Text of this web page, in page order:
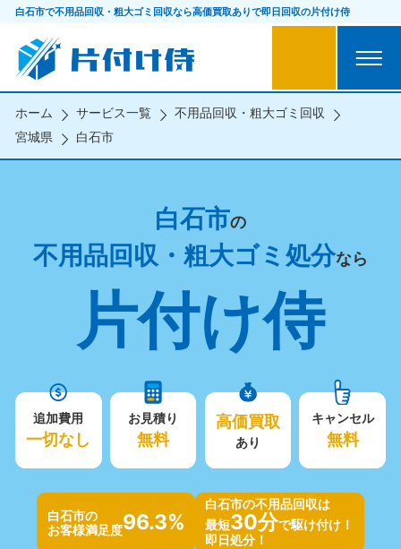
白石市で不用品回収・粗大ゴミ回収なら高価買取ありで即日回収の片付け侍
ホーム サービス一覧
不用品回収・粗大ゴミ回収
宮城県
白石市
白石市の
不用品回収・粗大ゴミ処分なら
片付け侍
追加費用
一切なし
お見積り
無料
高価買取
あり
キャンセル
無料
白石市の
お客様満足度96.3%
白石市の不用品回収は
最短30分で駆け付け！
即日処分！